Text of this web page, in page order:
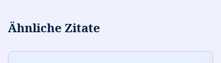
Ähnliche Zitate